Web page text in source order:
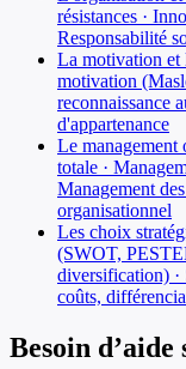
résistances ·
Responsabilité
La motivation et
motivation
reconnaissance
d'appartenance
Le management
totale ·
Management
organisationnel
Les choix
(SWOT,
diversification) ·
coûts,
Besoin